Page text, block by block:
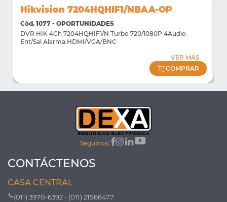
Hikvision 7204HQHIF1/NBAA-OP
Cód. 1077 - OPORTUNIDADES
DVR HIK 4Ch 7204HQHIF1/N Turbo 720/1080P 4Audio
Ent/Sal Alarma HDMI/VGA/BNC
VER MÁS
COMPRAR
Seguinos:
CONTÁCTENOS
CASA CENTRAL
(011) 3970-6392 - (011) 21966477